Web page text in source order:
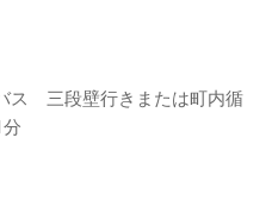
ス 三段壁行きまたは町内循